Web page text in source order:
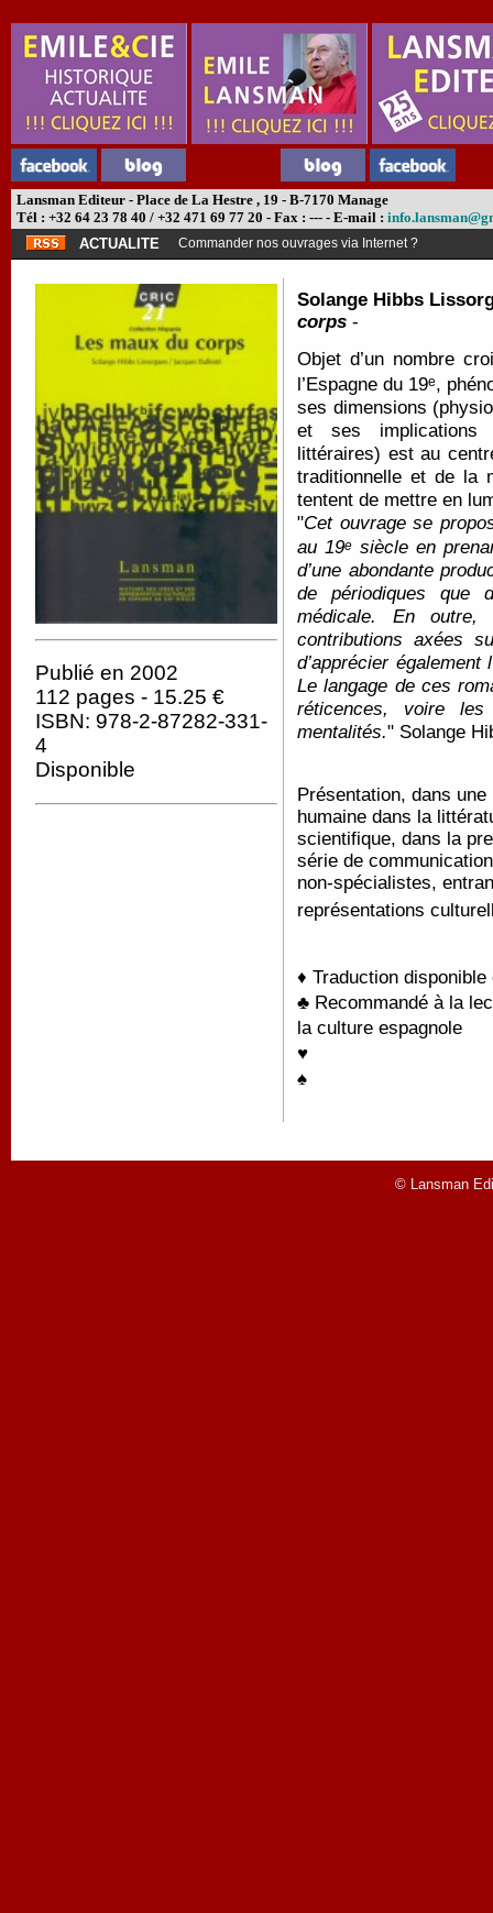
Lansman Editeur - Place de La Hestre , 19 - B-7170 Manage
Tél : +32 64 23 78 40 / +32 471 69 77 20 - Fax : --- - E-mail :
ACTUALITE
Commander nos ouvrages via Internet ?
Publié en 2002
112 pages - 15.25 €
ISBN: 978-2-87282-331-
4
Disponible
Solange Hibbs
corps -
Objet d’un nombre
l’Espagne du 19e,
ses dimensions
et ses implications
littéraires) est au
traditionnelle et de la
tentent de mettre en
"Cet ouvrage se
au 19e siècle en
d’une abondante
de périodiques que
médicale. En
contributions axées
d’apprécier
Le langage de ces
réticences, voire
mentalités." Solange
Présentation, dans
humaine dans la
scientifique, dans la
série de
non-spécialistes,
représentations
♦ Traduction
♣ Recommandé à la
la culture espagnole
♥
♠
© Lansman